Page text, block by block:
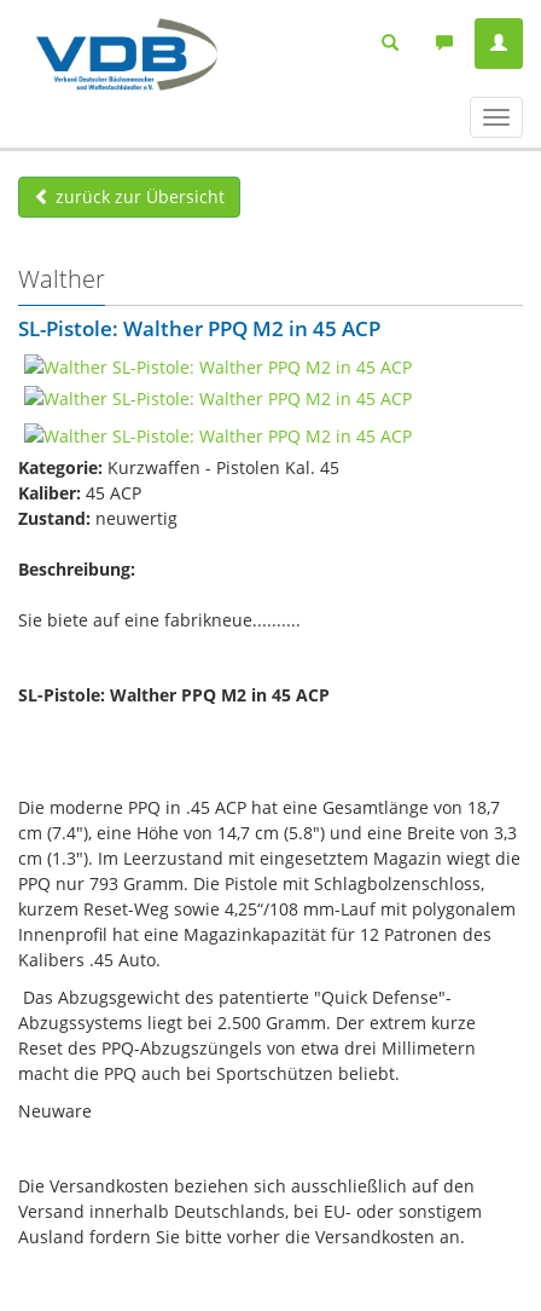
ein-/
zurück zur Übersicht
Walther
SL-Pistole: Walther PPQ M2 in 45 ACP
Kategorie: Kurzwaffen - Pistolen Kal. 45
Kaliber: 45 ACP
Zustand: neuwertig
Beschreibung:
Sie biete auf eine fabrikneue..........
SL-Pistole: Walther PPQ M2 in 45 ACP
Die moderne PPQ in .45 ACP hat eine Gesamtlänge von 18,7
cm (7.4"), eine Höhe von 14,7 cm (5.8") und eine Breite von 3,3
cm (1.3"). Im Leerzustand mit eingesetztem Magazin wiegt die
PPQ nur 793 Gramm. Die Pistole mit Schlagbolzenschloss,
kurzem Reset-Weg sowie 4,25“/108 mm-Lauf mit polygonalem
Innenprofil hat eine Magazinkapazität für 12 Patronen des
Kalibers .45 Auto.
Das Abzugsgewicht des patentierte "Quick Defense"-
Abzugssystems liegt bei 2.500 Gramm. Der extrem kurze
Reset des PPQ-Abzugszüngels von etwa drei Millimetern
macht die PPQ auch bei Sportschützen beliebt.
Neuware
Die Versandkosten beziehen sich ausschließlich auf den
Versand innerhalb Deutschlands, bei EU- oder sonstigem
Ausland fordern Sie bitte vorher die Versandkosten an.